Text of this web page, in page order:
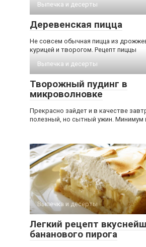
Выпечка и десерты
Деревенская пицца
Не совсем обычная пицца из
курицей и творогом. Рецепт пиццы
Выпечка и десерты
Творожный пудинг в
микроволновке
Прекрасно зайдет и в качестве
полезный, но сытный ужин. Минимум
Выпечка и десерты
Легкий рецепт
бананового пирога